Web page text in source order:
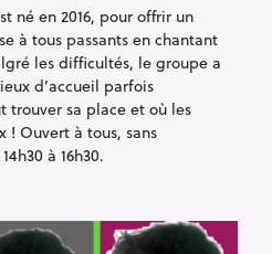
né en 2016, pour offrir un
à tous passants en chantant
les difficultés, le groupe a
d’accueil parfois
trouver sa place et où les
! Ouvert à tous, sans
à 16h30.